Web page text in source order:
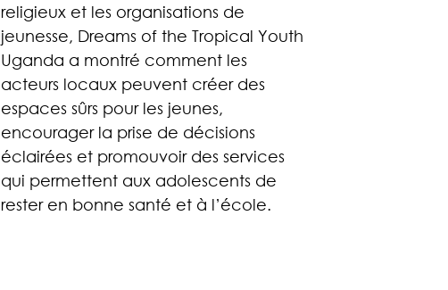
religieux et les organisations de
jeunesse, Dreams of the Tropical Youth
Uganda a montré comment les
acteurs locaux peuvent créer des
espaces sûrs pour les jeunes,
encourager la prise de décisions
éclairées et promouvoir des services
qui permettent aux adolescents de
rester en bonne santé et à l’école.